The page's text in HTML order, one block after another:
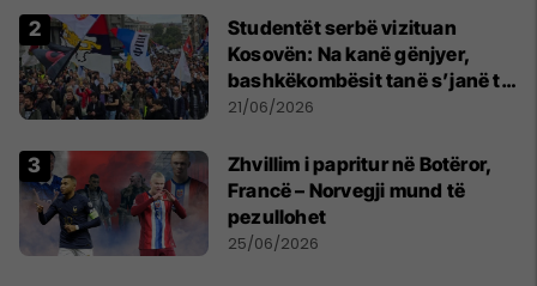
Studentët serbë vizituan
Kosovën: Na kanë gënjyer,
bashkëkombësit tanë s’janë të
shtypur
21/06/2026
Zhvillim i papritur në Botëror,
Francë – Norvegji mund të
pezullohet
25/06/2026